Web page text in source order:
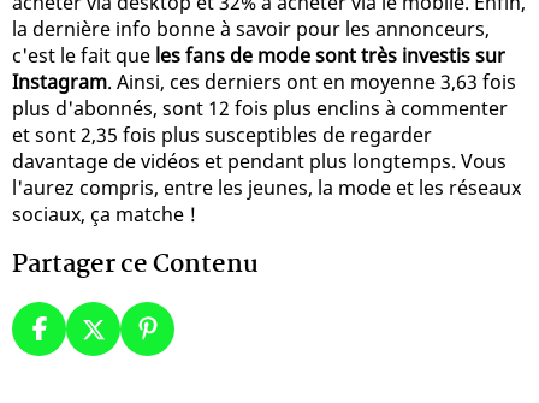
la dernière info bonne à savoir pour les annonceurs,
c'est le fait que les fans de mode sont très investis sur
Instagram. Ainsi, ces derniers ont en moyenne 3,63 fois
plus d'abonnés, sont 12 fois plus enclins à commenter
et sont 2,35 fois plus susceptibles de regarder
davantage de vidéos et pendant plus longtemps. Vous
l'aurez compris, entre les jeunes, la mode et les réseaux
sociaux, ça matche !
Partager ce Contenu